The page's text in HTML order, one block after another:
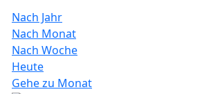
Nach Jahr
Nach Monat
Nach Woche
Heute
Gehe zu Monat